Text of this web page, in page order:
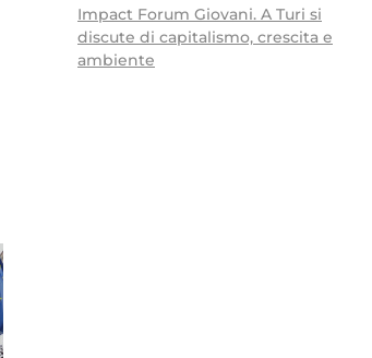
Impact Forum Giovani. A Turi si
discute di capitalismo, crescita e
ambiente